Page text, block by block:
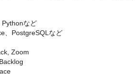
Pythonなど
、PostgreSQLなど
Zoom